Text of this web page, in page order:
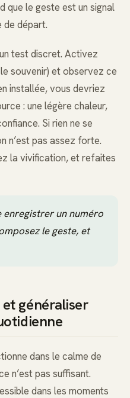
que le geste est un signal
de départ.
test discret. Activez
souvenir) et observez ce
installée, vous devriez
: une légère chaleur,
Si rien ne se
n’est pas assez forte.
la vivification, et refaites
enregistrer un numéro
le geste, et
généraliser
dans le calme de
n’est pas suffisant.
dans les moments